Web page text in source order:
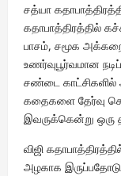
சத்யா
கதாபாத்திரத்தில்
பாசம், சமூக
உணர்வுபூர்வமான
சண்டை காட்சிகளில்
கதைகளை தேர்வு
இவருக்கென்று ஒரு
விஜி
அழகாக